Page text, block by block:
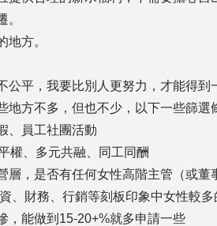
。
地方。
公平，我要比別人更努力，才能得到
地方不多，但也不少，以下一些篩選
、員工社團活動
權、多元共融、同工同酬
層，是否有任何女性高階主管（或董
、財務、行銷等刻板印象中女性較
，能做到15-20+%就多申請一些